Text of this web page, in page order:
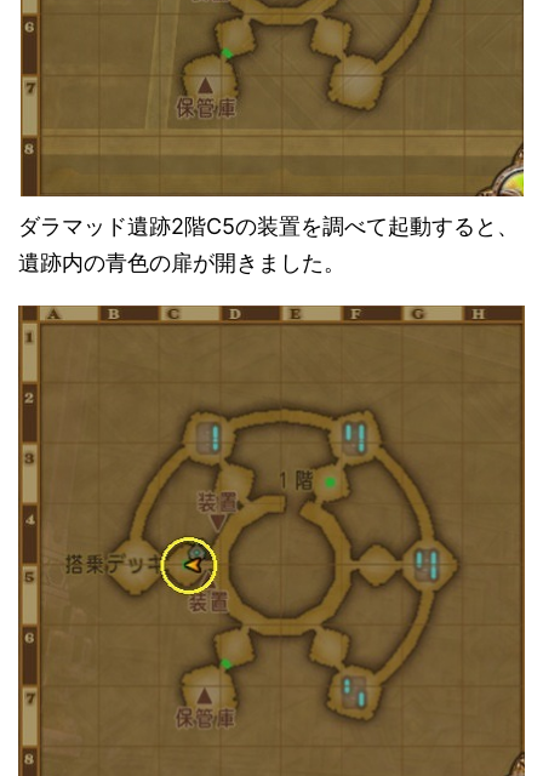
ダラマッド遺跡2階C5の装置を調べて起動すると、
遺跡内の青色の扉が開きました。